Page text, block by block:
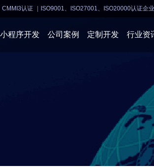
CMMI3认证 ｜ISO9001、ISO27001、ISO20000认证企业
小程序开发 公司案例 定制开发 行业资
小程序
系统开发
物联网
网站建设
企业经营
商业行情